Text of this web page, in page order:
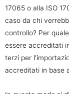
17065 o alla ISO
caso da chi
controllo? Per
essere accreditati
terzi per
accreditati in base